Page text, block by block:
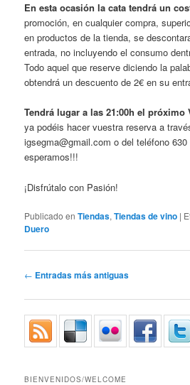
En esta ocasión la cata tendrá un
promoción, en cualquier compra,
en productos de la tienda, se
entrada, no incluyendo el consumo
Todo aquel que reserve diciendo la
obtendrá un descuento de 2€ en su
Tendrá lugar a las 21:00h el próximo
ya podéis hacer vuestra reserva a
igsegma@gmail.com o del teléfono
esperamos!!!
¡Disfrútalo con Pasión!
Publicado en Tiendas,Tiendas de vino |
Duero
Navegador de artículos
← Entradas más antiguas
BIENVENIDOS/WELCOME